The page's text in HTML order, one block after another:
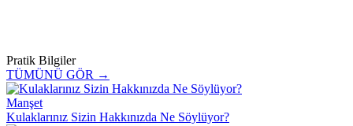
Pratik Bilgiler
TÜMÜNÜ GÖR →
Manşet
Kulaklarınız Sizin Hakkınızda Ne Söylüyor?